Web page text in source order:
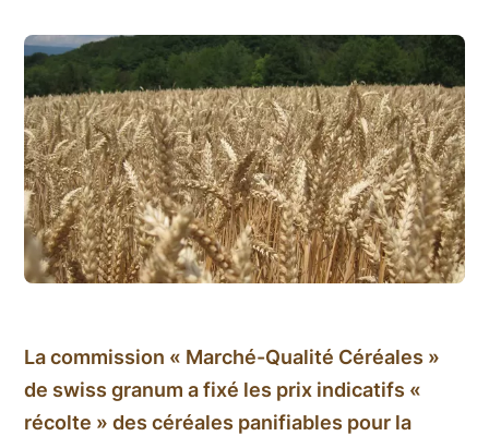
La commission « Marché-Qualité Céréales »
de swiss granum a fixé les prix indicatifs «
récolte » des céréales panifiables pour la